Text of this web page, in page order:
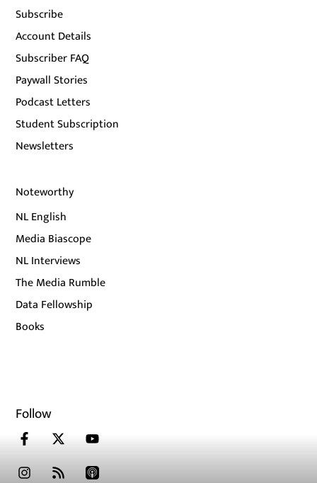
Subscribe
Account Details
Subscriber FAQ
Paywall Stories
Podcast Letters
Student Subscription
Newsletters
Noteworthy
NL English
Media Biascope
NL Interviews
The Media Rumble
Data Fellowship
Books
Follow